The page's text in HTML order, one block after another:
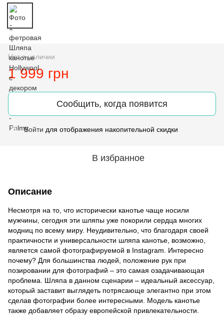
Нет в наличии
1 999 грн
Сообщить, когда появится
% Войти для отображения накопительной скидки
В избранное
Описание
Несмотря на то, что исторически канотье чаще носили
мужчины, сегодня эти шляпы уже покорили сердца многих
модниц по всему миру. Неудивительно, что благодаря своей
практичности и универсальности шляпа канотье, возможно,
является самой фотографируемой в Instagram. Интересно
почему? Для большинства людей, положение рук при
позировании для фотографий – это самая озадачивающая
проблема. Шляпа в данном сценарии – идеальный аксессуар,
который заставит выглядеть потрясающе элегантно при этом
сделав фотографии более интересными. Модель канотье
также добавляет образу европейской привлекательности.